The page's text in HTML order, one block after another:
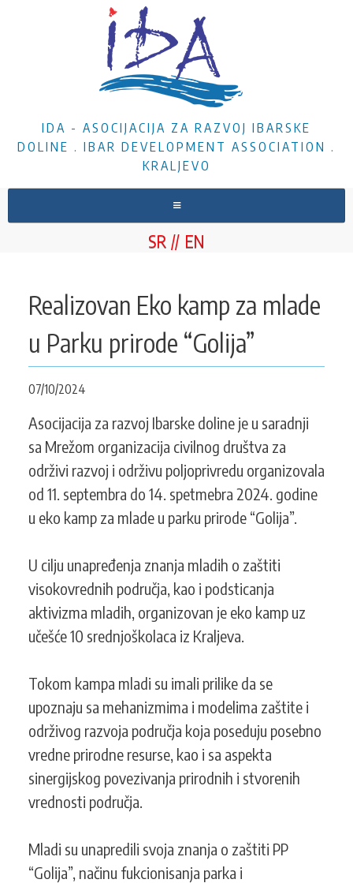
IDA - ASOCIJACIJA ZA RAZVOJ IBARSKE
DOLINE . IBAR DEVELOPMENT ASSOCIATION .
KRALJEVO
PROJECTS
DOCUMENTS
CONTACT
SEARCH
FORM
SEARCH
SR EN
Realizovan Eko kamp za mlade
u Parku prirode “Golija”
07/10/2024
Asocijacija za razvoj Ibarske doline je u saradnji
sa Mrežom organizacija civilnog društva za
održivi razvoj i održivu poljoprivredu organizovala
od 11. septembra do 14. spetmebra 2024. godine
u eko kamp za mlade u parku prirode “Golija”.
U cilju unapređenja znanja mladih o zaštiti
visokovrednih područja, kao i podsticanja
aktivizma mladih, organizovan je eko kamp uz
učešće 10 srednjoškolaca iz Kraljeva.
Tokom kampa mladi su imali prilike da se
upoznaju sa mehanizmima i modelima zaštite i
održivog razvoja područja koja poseduju posebno
vredne prirodne resurse, kao i sa aspekta
sinergijskog povezivanja prirodnih i stvorenih
vrednosti područja.
Mladi su unapredili svoja znanja o zaštiti PP
“Golija”, načinu fukcionisanja parka i